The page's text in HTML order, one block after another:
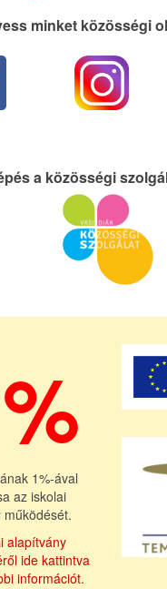
minket közösségi
a közösségi
1%-ával
az iskolai
alapítvány
ide kattintva
információt.